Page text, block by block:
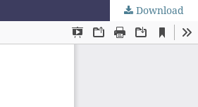
Download